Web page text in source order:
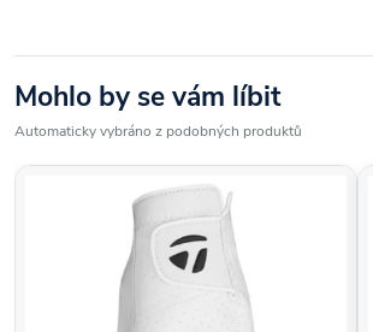
Mohlo by se vám líbit
Automaticky vybráno z podobných produktů